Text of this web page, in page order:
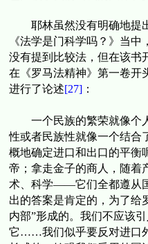
耶林虽然没有明确地提
《法学是门科学吗？》当
没有提到比较法，但在该书
在《罗马法精神》第一卷开
进行了论述[27]：
一个民族的繁荣就像个
性或者民族性就像一个结合
概地确定进口和出口的平衡
帝；拿走金子的商人，随着
术、科学——它们全都遵从
出的答案是肯定的，为了给
内部”形成的。我们不应该
它……我们似乎要反对进口